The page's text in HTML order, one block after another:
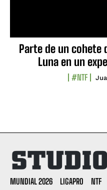
Parte de un cohete
Luna en un
#NTF
MUNDIAL 2026 LIGAPRO NTF